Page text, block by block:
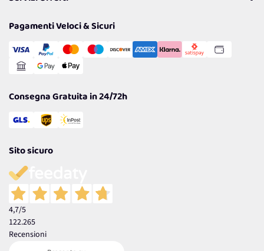
Cookie Policy
Gestisci Cookie
Reso Facile e Veloce
Pagamenti Veloci & Sicuri
Consegna Gratuita in 24/72h
Sito sicuro
4,7/5
122.265
Recensioni